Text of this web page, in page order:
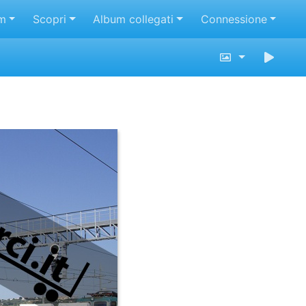
Scopri Album collegati Connessione